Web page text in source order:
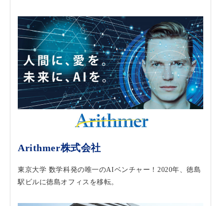
Arithmer株式会社
東京大学 数学科発の唯一のAIベンチャー！2020年、徳島
駅ビルに徳島オフィスを移転。